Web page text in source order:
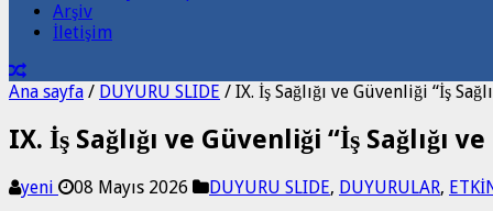
Arşiv
İletişim
Ana sayfa / DUYURU SLIDE / IX. İş Sağlığı ve Güvenliği “İş
IX. İş Sağlığı ve Güvenliği “İş Sağlığı
yeni 08 Mayıs 2026 DUYURU SLIDE, DUYURULAR,